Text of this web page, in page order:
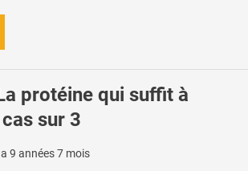
protéine qui suffit à
sur 3
9 années 7 mois